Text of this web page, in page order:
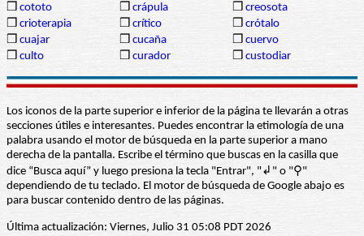
❒ cototo ❒ crápula ❒ creosota
❒ crioterapia ❒ crítico ❒ crótalo
❒ cuajar ❒ cucaña ❒ cuervo
❒ culto ❒ curador ❒ custodiar
Los iconos de la parte superior e inferior de la página te llevarán a otras
secciones útiles e interesantes. Puedes encontrar la etimología de una
palabra usando el motor de búsqueda en la parte superior a mano
derecha de la pantalla. Escribe el término que buscas en la casilla que
dice “Busca aquí” y luego presiona la tecla "Entrar", "↲" o "⚲"
dependiendo de tu teclado. El motor de búsqueda de Google abajo es
para buscar contenido dentro de las páginas.
Última actualización: Viernes, Julio 31 05:08 PDT 2026